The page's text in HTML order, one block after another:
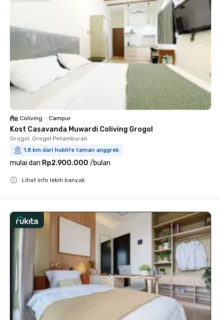
Coliving • Campur
Kost Casavanda Muwardi Coliving Grogol
Grogol, Grogol Petamburan
1.8 km dari hublife taman anggrek
mulai dari Rp2.900.000 /bulan
Lihat info lebih banyak